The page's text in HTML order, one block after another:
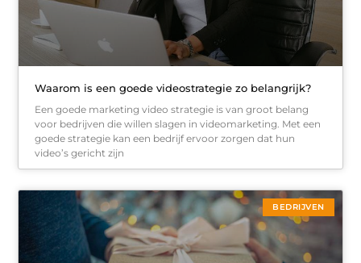
Waarom is een goede videostrategie zo belangrijk?
Een goede marketing video strategie is van groot belang
voor bedrijven die willen slagen in videomarketing. Met een
goede strategie kan een bedrijf ervoor zorgen dat hun
video’s gericht zijn
BEDRIJVEN